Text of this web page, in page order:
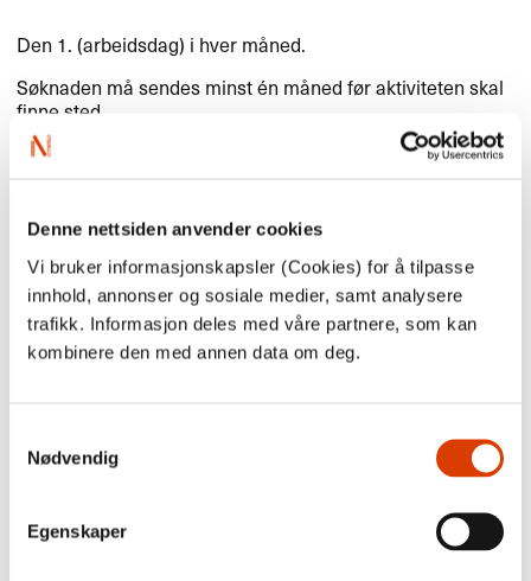
Denne nettsiden anvender cookies
Vi bruker informasjonskapsler (Cookies) for å tilpasse
innhold, annonser og sosiale medier, samt analysere
trafikk. Informasjon deles med våre partnere, som kan
kombinere den med annen data om deg.
Nødvendig
Egenskaper
Den 1. (arbeidsdag) i hver måned.
Søknaden må sendes minst én måned før aktiviteten skal
finne sted.
Alle søknader behandles i månedlige møter.
Send inn søknad viavår nye søknadsportal
Krever innlogging. Søkere som bor i Norge
må logge segher.
norske søkere logger seg inn som enkelpersonforetak.
NORLAs
30. januar 2026 benyttes vår nye søknadsplattform:
Norwegian Arts Abroad søknadsportal
, som vi håper vil